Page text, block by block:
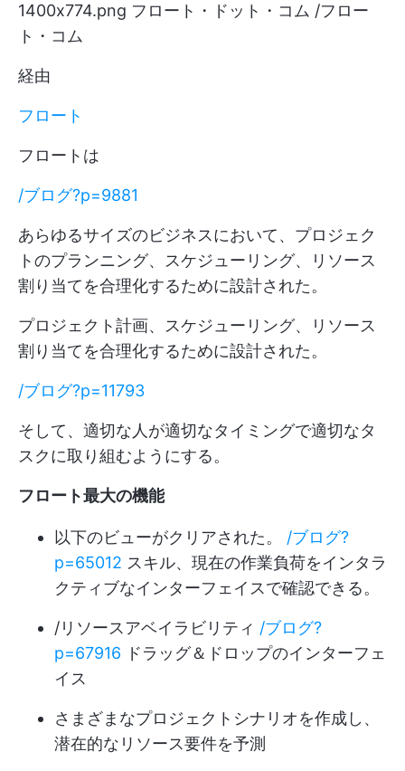
1400x774.png フロート・ドット・コム /フロー
ト・コム
経由
フロート
フロートは
/ブログ?p=9881
あらゆるサイズのビジネスにおいて、プロジェク
トのプランニング、スケジューリング、リソース
割り当てを合理化するために設計された。
プロジェクト計画、スケジューリング、リソース
割り当てを合理化するために設計された。
/ブログ?p=11793
そして、適切な人が適切なタイミングで適切なタ
スクに取り組むようにする。
フロート最大の機能
以下のビューがクリアされた。 /ブログ?
p=65012 スキル、現在の作業負荷をインタラ
クティブなインターフェイスで確認できる。
/リソースアベイラビリティ /ブログ?
p=67916 ドラッグ＆ドロップのインターフェ
イス
さまざまなプロジェクトシナリオを作成し、
潜在的なリソース要件を予測